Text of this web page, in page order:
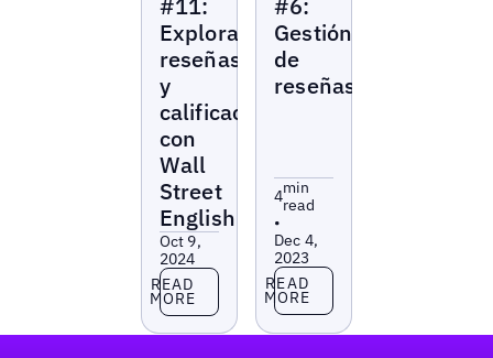
Explorando
reseñas
y
calificaciones
con
Wall
Street
English
Oct 9,
2024
Read more
READ
MORE
Gestión
de
reseñas
4min
read
•
Dec 4,
2023
Read more
READ
MORE